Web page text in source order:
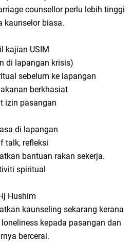
counsellor perlu lebih tinggi
kaunselor biasa.
kajian USIM
di lapangan krisis)
sebelum ke lapangan
berkhasiat
izin pasangan
di lapangan
talk, refleksi
bantuan rakan sekerja.
spiritual
Hushim
kaunseling sekarang kerana
kepada pasangan dan
bercerai.